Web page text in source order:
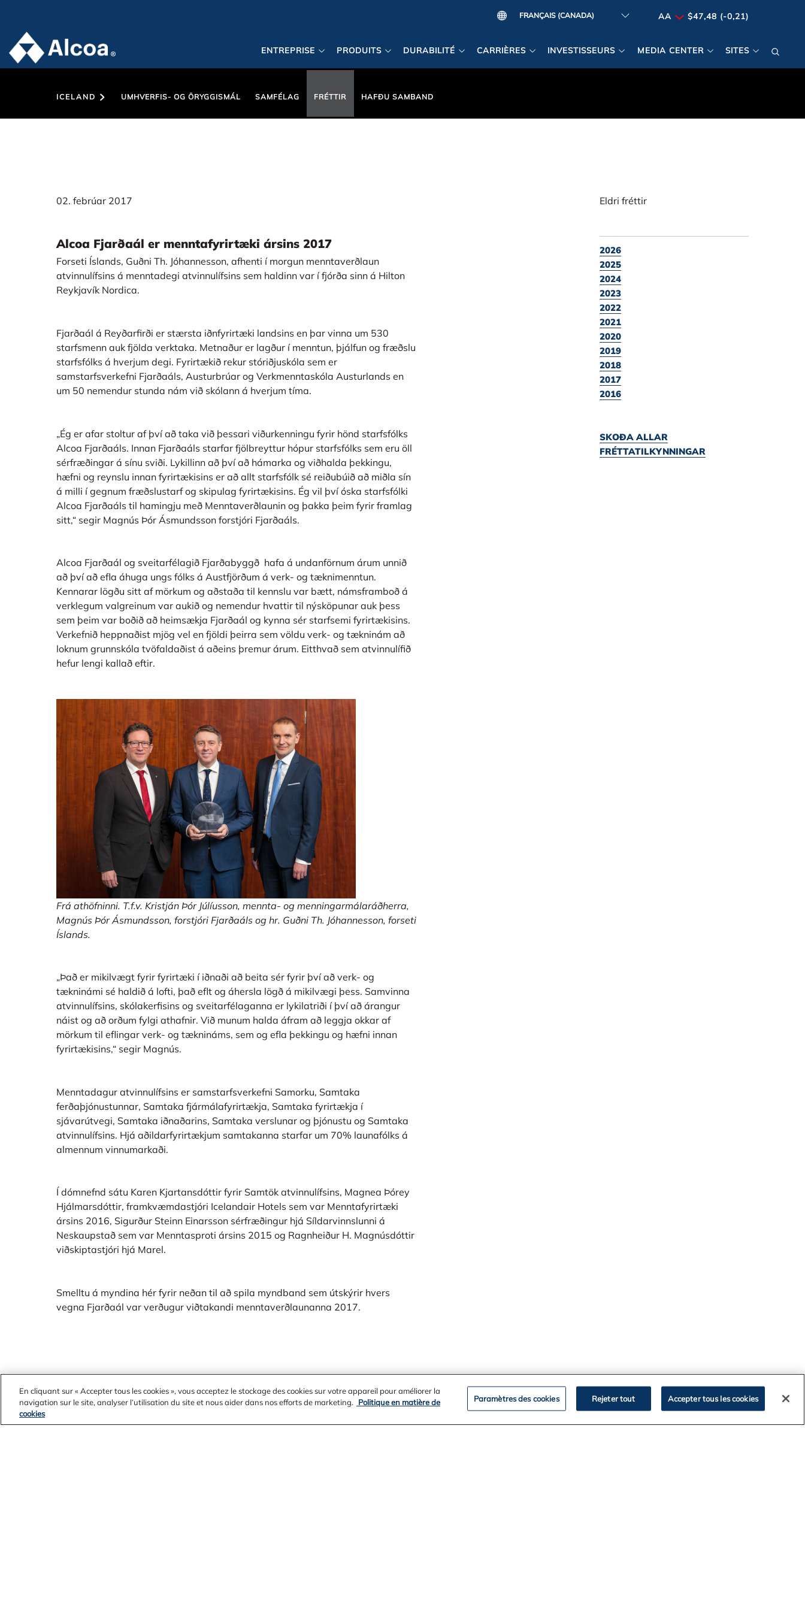
AA $47,48 (-0,21)
ENTREPRISE PRODUITS DURABILITÉ CARRIÈRES INVESTISSEURS MEDIA CENTER SITES
ICELAND UMHVERFIS- OG ÖRYGGISMÁL SAMFÉLAG FRÉTTIR HAFÐU SAMBAND
02. febrúar 2017
Alcoa Fjarðaál er menntafyrirtæki ársins 2017
Forseti Íslands, Guðni Th. Jóhannesson, afhenti í morgun menntaverðlaun
atvinnulífsins á menntadegi atvinnulífsins sem haldinn var í fjórða sinn á Hilton
Reykjavík Nordica.
Fjarðaál á Reyðarfirði er stærsta iðnfyrirtæki landsins en þar vinna um 530
starfsmenn auk fjölda verktaka. Metnaður er lagður í menntun, þjálfun og fræðslu
starfsfólks á hverjum degi. Fyrirtækið rekur stóriðjuskóla sem er
samstarfsverkefni Fjarðaáls, Austurbrúar og Verkmenntaskóla Austurlands en
um 50 nemendur stunda nám við skólann á hverjum tíma.
„Ég er afar stoltur af því að taka við þessari viðurkenningu fyrir hönd starfsfólks
Alcoa Fjarðaáls. Innan Fjarðaáls starfar fjölbreyttur hópur starfsfólks sem eru öll
sérfræðingar á sínu sviði. Lykillinn að því að hámarka og viðhalda þekkingu,
hæfni og reynslu innan fyrirtækisins er að allt starfsfólk sé reiðubúið að miðla sín
á milli í gegnum fræðslustarf og skipulag fyrirtækisins. Ég vil því óska starfsfólki
Alcoa Fjarðaáls til hamingju með Menntaverðlaunin og þakka þeim fyrir framlag
sitt,“ segir Magnús Þór Ásmundsson forstjóri Fjarðaáls.
Alcoa Fjarðaál og sveitarfélagið Fjarðabyggð hafa á undanförnum árum unnið
að því að efla áhuga ungs fólks á Austfjörðum á verk- og tæknimenntun.
Kennarar lögðu sitt af mörkum og aðstaða til kennslu var bætt, námsframboð á
verklegum valgreinum var aukið og nemendur hvattir til nýsköpunar auk þess
sem þeim var boðið að heimsækja Fjarðaál og kynna sér starfsemi fyrirtækisins.
Verkefnið heppnaðist mjög vel en fjöldi þeirra sem völdu verk- og tækninám að
loknum grunnskóla tvöfaldaðist á aðeins þremur árum. Eitthvað sem atvinnulífið
hefur lengi kallað eftir.
Frá athöfninni. T.f.v. Kristján Þór Júlíusson, mennta- og menningarmálaráðherra,
Magnús Þór Ásmundsson, forstjóri Fjarðaáls og hr. Guðni Th. Jóhannesson, forseti
Íslands.
„Það er mikilvægt fyrir fyrirtæki í iðnaði að beita sér fyrir því að verk- og
tækninámi sé haldið á lofti, það eflt og áhersla lögð á mikilvægi þess. Samvinna
atvinnulífsins, skólakerfisins og sveitarfélaganna er lykilatriði í því að árangur
náist og að orðum fylgi athafnir. Við munum halda áfram að leggja okkar af
mörkum til eflingar verk- og tæknináms, sem og efla þekkingu og hæfni innan
fyrirtækisins,“ segir Magnús.
Menntadagur atvinnulífsins er samstarfsverkefni Samorku, Samtaka
ferðaþjónustunnar, Samtaka fjármálafyrirtækja, Samtaka fyrirtækja í
sjávarútvegi, Samtaka iðnaðarins, Samtaka verslunar og þjónustu og Samtaka
atvinnulífsins. Hjá aðildarfyrirtækjum samtakanna starfar um 70% launafólks á
almennum vinnumarkaði.
Í dómnefnd sátu Karen Kjartansdóttir fyrir Samtök atvinnulífsins, Magnea Þórey
Hjálmarsdóttir, framkvæmdastjóri Icelandair Hotels sem var Menntafyrirtæki
ársins 2016, Sigurður Steinn Einarsson sérfræðingur hjá Síldarvinnslunni á
Neskaupstað sem var Menntasproti ársins 2015 og Ragnheiður H. Magnúsdóttir
viðskiptastjóri hjá Marel.
Smelltu á myndina hér fyrir neðan til að spila myndband sem útskýrir hvers
vegna Fjarðaál var verðugur viðtakandi menntaverðlaunanna 2017.
Eldri fréttir
2026
2025
2024
2023
2022
2021
2020
2019
2018
2017
2016
SKOÐA ALLAR
FRÉTTATILKYNNINGAR
En cliquant sur « Accepter tous les cookies », vous acceptez le stockage des cookies sur votre appareil pour améliorer la
navigation sur le site, analyser l’utilisation du site et nous aider dans nos efforts de marketing.
Politique en matière de
cookies
Paramètres des cookies Rejeter tout Accepter tous les cookies